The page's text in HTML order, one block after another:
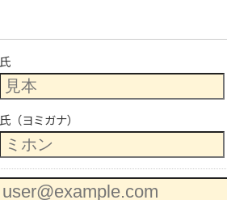
氏
氏（ヨミガナ）